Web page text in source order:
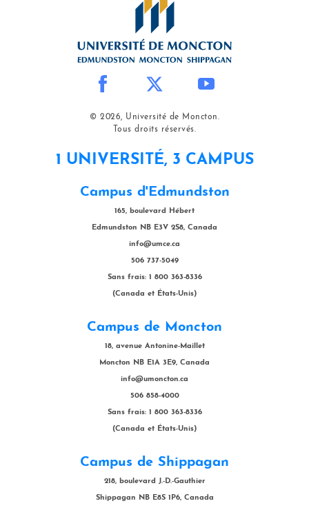
© 2026, Université de Moncton.
Tous droits réservés.
1 UNIVERSITÉ, 3 CAMPUS
Campus d'Edmundston
165, boulevard Hébert
Edmundston NB E3V 2S8, Canada
info@umce.ca
506 737-5049
Sans frais: 1 800 363-8336
(Canada et États-Unis)
Campus de Moncton
18, avenue Antonine-Maillet
Moncton NB E1A 3E9, Canada
info@umoncton.ca
506 858-4000
Sans frais: 1 800 363-8336
(Canada et États-Unis)
Campus de Shippagan
218, boulevard J.-D.-Gauthier
Shippagan NB E8S 1P6, Canada